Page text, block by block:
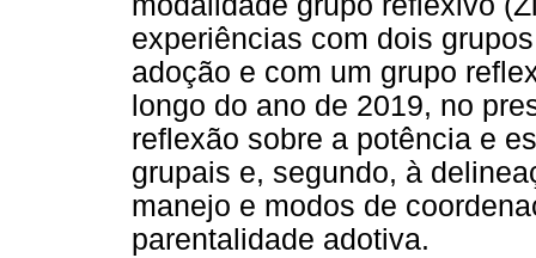
experiências com dois
adoção e com um grupo
longo do ano de 2019, no
reflexão sobre a potência e
grupais e, segundo, à
manejo e modos de
parentalidade adotiva.